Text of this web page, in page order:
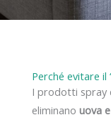
Perché evitare il
I prodotti spray
eliminano uova